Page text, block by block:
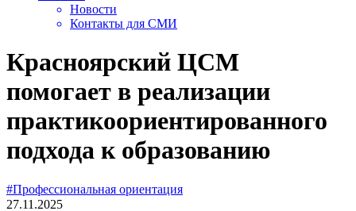
Новости
Контакты для СМИ
Красноярский ЦСМ
помогает в реализации
практикоориентированного
подхода к образованию
#Профессиональная ориентация
27.11.2025